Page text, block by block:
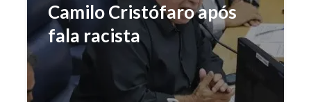
Camilo Cristófaro após
fala racista